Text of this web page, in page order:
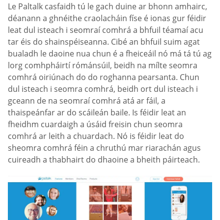
Le Paltalk casfaidh tú le gach duine ar bhonn amhairc,
déanann a ghnéithe craolacháin físe é ionas gur féidir
leat dul isteach i seomraí comhrá a bhfuil téamaí acu
tar éis do shainspéiseanna. Cibé an bhfuil suim agat
bualadh le daoine nua chun é a fheiceáil nó má tá tú ag
lorg comhpháirtí rómánsúil, beidh na mílte seomra
comhrá oiriúnach do do roghanna pearsanta. Chun
dul isteach i seomra comhrá, beidh ort dul isteach i
gceann de na seomraí comhrá atá ar fáil, a
thaispeánfar ar do scáileán baile. Is féidir leat an
fheidhm cuardaigh a úsáid freisin chun seomra
comhrá ar leith a chuardach. Nó is féidir leat do
sheomra comhrá féin a chruthú mar riarachán agus
cuireadh a thabhairt do dhaoine a bheith páirteach.